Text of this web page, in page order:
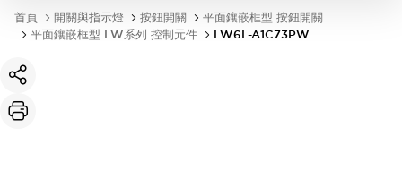
首頁 開關與指示燈 按鈕開關
平面鑲嵌框型 按鈕開關
平面鑲嵌框型 LW系列 控制元件
LW6L-A1C73PW